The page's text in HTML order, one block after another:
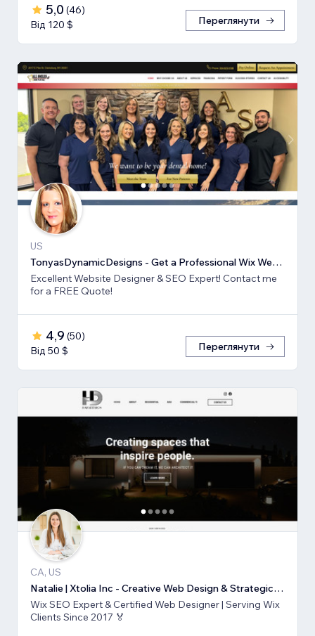
5,0 (46)
Від 120 $
Переглянути
US
TonyasDynamicDesigns - Get a Professional Wix Website Design
Excellent Website Designer & SEO Expert! Contact me
for a FREE Quote!
4,9 (50)
Від 50 $
Переглянути
CA, US
Natalie | Xtolia Inc - Creative Web Design & Strategic Marketing Agency
Wix SEO Expert & Certified Web Designer | Serving Wix
Clients Since 2017 🏅